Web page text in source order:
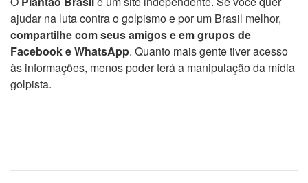
ajudar na luta contra o golpismo e por um Brasil melhor,
compartilhe com seus amigos e em grupos de
Facebook e WhatsApp. Quanto mais gente tiver acesso
às informações, menos poder terá a manipulação da mídia
golpista.